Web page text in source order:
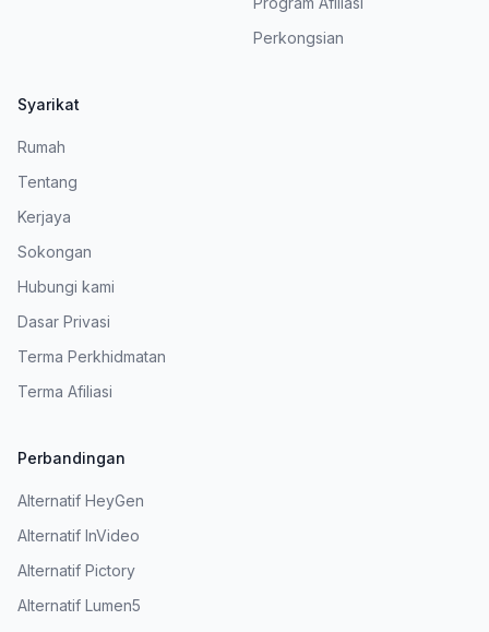
Perkongsian
Syarikat
Rumah
Tentang
Kerjaya
Sokongan
Hubungi kami
Dasar Privasi
Terma Perkhidmatan
Terma Afiliasi
Perbandingan
Alternatif HeyGen
Alternatif InVideo
Alternatif Pictory
Alternatif Lumen5